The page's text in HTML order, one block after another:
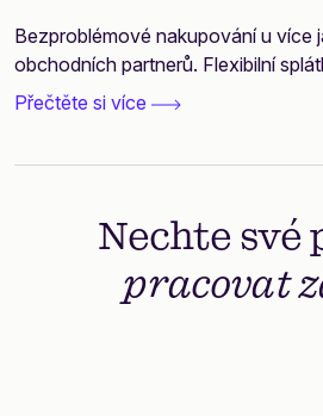
Bezproblémové nakupování u více
obchodních partnerů. Flexibilní
Přečtěte si více
Nechte své
pracovat